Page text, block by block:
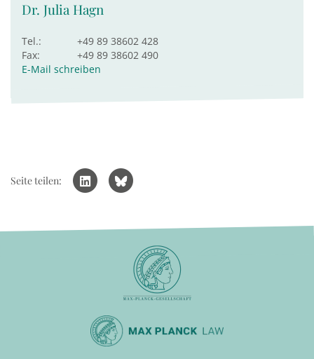
Dr. Julia Hagn
Tel.:
+49 89 38602 428
Fax:
+49 89 38602 490
E-Mail schreiben
Seite teilen: